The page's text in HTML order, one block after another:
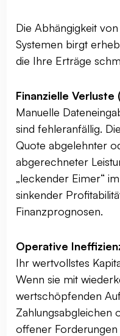
Die Abhängigkeit
Systemen birgt
die Ihre Erträge
Finanzielle Verluste
Manuelle
sind fehleranfällig.
Quote abgelehnter
abgerechneter
„leckender Eimer“
sinkender
Finanzprognosen.
Operative
Ihr wertvollstes
Wenn sie mit
wertschöpfenden
Zahlungsabgleichen
offener